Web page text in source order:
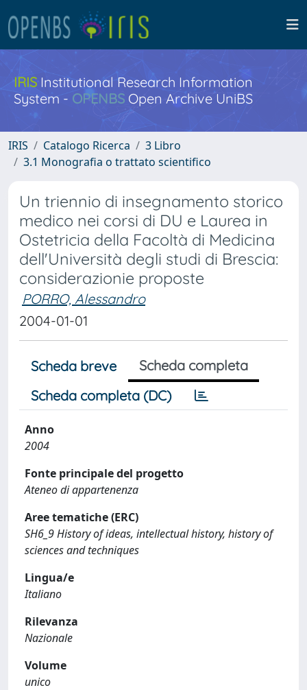
IRISInstitutional Research Information
System - OPENBS Open Archive UniBS
IRIS Catalogo Ricerca
3 Libro
3.1 Monografia o trattato scientifico
Un triennio di insegnamento storico
medico nei corsi di DU e Laurea in
Ostetricia della Facoltà di Medicina
dell'Università degli studi di Brescia:
considerazionie proposte
PORRO, Alessandro
2004-01-01
Scheda breve
Scheda completa
Scheda completa (DC)
Anno
2004
Fonte principale del progetto
Ateneo di appartenenza
Aree tematiche (ERC)
SH6_9 History of ideas, intellectual history, history of
sciences and techniques
Lingua/e
Italiano
Rilevanza
Nazionale
Volume
unico